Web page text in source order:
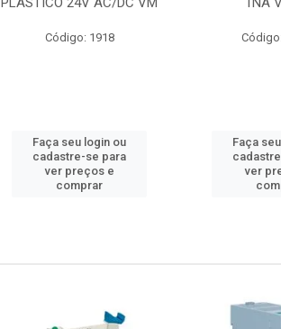
Código: 1918
Faça seu login ou
cadastre-se para
ver preços e
comprar
Faça
ver